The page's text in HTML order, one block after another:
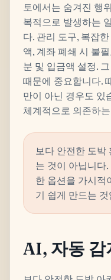
토에서는 숨겨진 행
복적으로 발생하는
다. 관리 도구, 복잡
액, 계좌 폐쇄 시 불
분 및 입금액 설정.
때문에 중요합니다.
만이 아닌 경우도 있
체계적으로 의존하
보다 안전한 도박
는 것이 아닙니다
한 옵션을 가시적
기 쉽게 만드는
AI, 자동 감